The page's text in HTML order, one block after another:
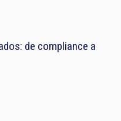
de compliance a